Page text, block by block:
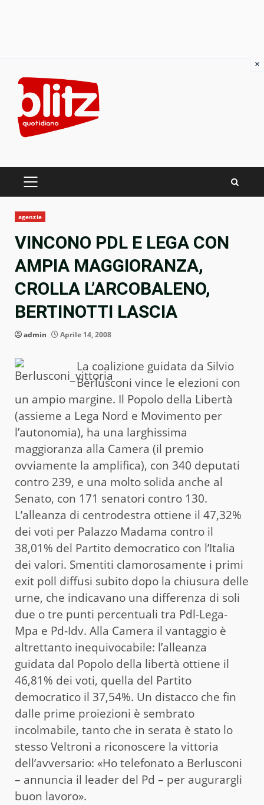
content
PRIMARY
agenzie
VINCONO PDL E LEGA CON
AMPIA MAGGIORANZA,
CROLLA L’ARCOBALENO,
BERTINOTTI LASCIA
admin Aprile 14, 2008
La coalizione guidata da Silvio
Berlusconi vince le elezioni con
un ampio margine. Il Popolo della Libertà
(assieme a Lega Nord e Movimento per
l’autonomia), ha una larghissima
maggioranza alla Camera (il premio
ovviamente la amplifica), con 340 deputati
contro 239, e una molto solida anche al
Senato, con 171 senatori contro 130.
L’alleanza di centrodestra ottiene il 47,32%
dei voti per Palazzo Madama contro il
38,01% del Partito democratico con l’Italia
dei valori. Smentiti clamorosamente i primi
exit poll diffusi subito dopo la chiusura delle
urne, che indicavano una differenza di soli
due o tre punti percentuali tra Pdl-Lega-
Mpa e Pd-Idv. Alla Camera il vantaggio è
altrettanto inequivocabile: l’alleanza
guidata dal Popolo della libertà ottiene il
46,81% dei voti, quella del Partito
democratico il 37,54%. Un distacco che fin
dalle prime proiezioni è sembrato
incolmabile, tanto che in serata è stato lo
stesso Veltroni a riconoscere la vittoria
dell’avversario: «Ho telefonato a Berlusconi
– annuncia il leader del Pd – per augurargli
buon lavoro».
×